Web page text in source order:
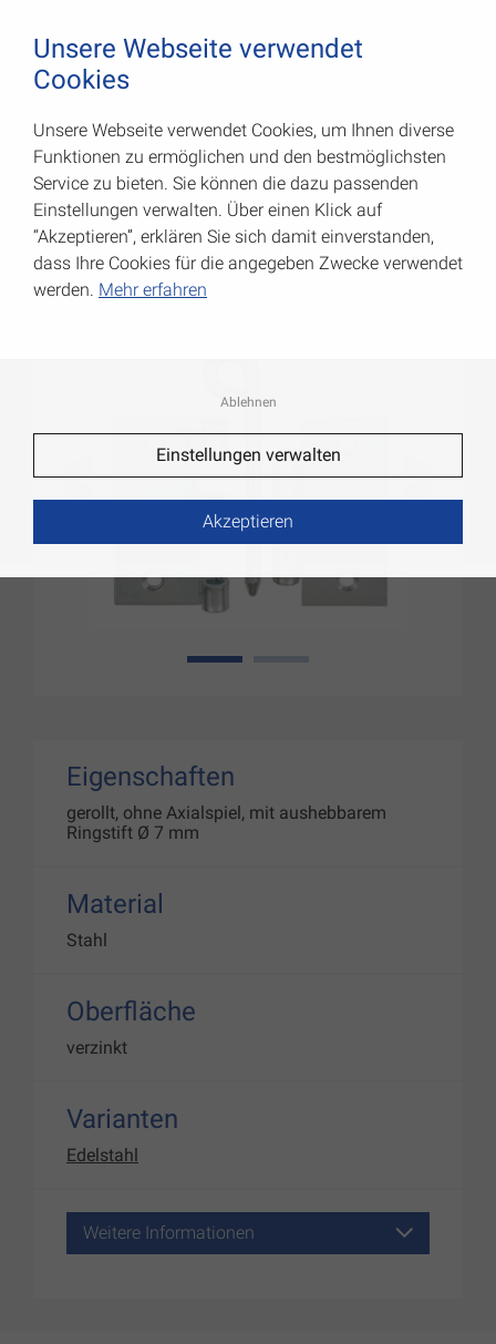
Käntige Scharniere
Art.-Nr.: 000614090ZR
1
Eigenschaften
gerollt, ohne Axialspiel, mit aushebbarem
Ringstift Ø 7 mm
Material
Stahl
Oberfläche
verzinkt
Varianten
Edelstahl
Weitere Informationen
Unsere Webseite verwendet
Cookies
Unsere Webseite verwendet Cookies, um Ihnen diverse
Funktionen zu ermöglichen und den bestmöglichsten
Service zu bieten. Sie können die dazu passenden
Einstellungen verwalten. Über einen Klick auf
“Akzeptieren”, erklären Sie sich damit einverstanden,
dass Ihre Cookies für die angegeben Zwecke verwendet
werden. Mehr erfahren
Ablehnen
Einstellungen verwalten
Akzeptieren